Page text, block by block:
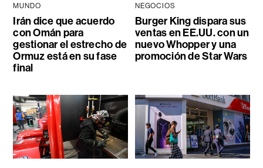
MUNDO
Irán dice que acuerdo
con Omán para
gestionar el estrecho de
Ormuz está en su fase
final
NEGOCIOS
Burger King dispara sus
ventas en EE.UU. con un
nuevo Whopper y una
promoción de Star Wars